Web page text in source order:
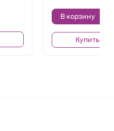
В корзину
Купить в